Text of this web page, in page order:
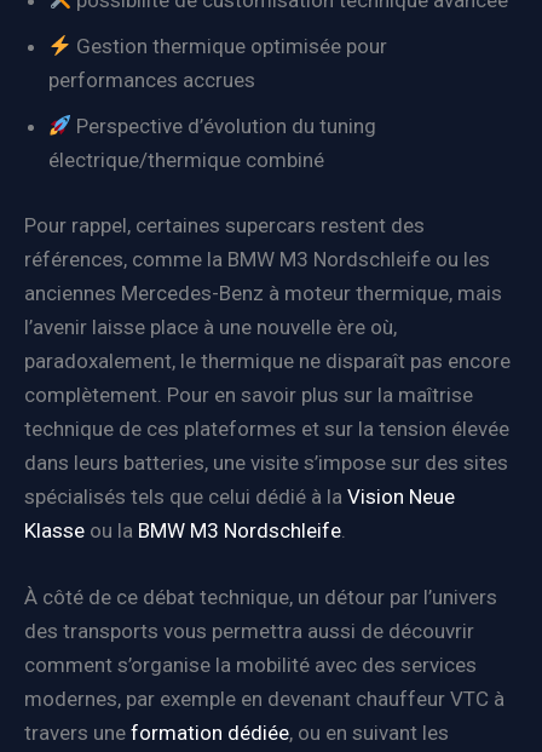
Gestion thermique optimisée pour
performances accrues
Perspective d’évolution du tuning
électrique/thermique combiné
Pour rappel, certaines supercars restent des
références, comme la BMW M3 Nordschleife ou les
anciennes Mercedes-Benz à moteur thermique, mais
l’avenir laisse place à une nouvelle ère où,
paradoxalement, le thermique ne disparaît pas encore
complètement. Pour en savoir plus sur la maîtrise
technique de ces plateformes et sur la tension élevée
dans leurs batteries, une visite s’impose sur des sites
spécialisés tels que celui dédié à la Vision Neue
Klasse ou la BMW M3 Nordschleife
À côté de ce débat technique, un détour par l’univers
des transports vous permettra aussi de découvrir
comment s’organise la mobilité avec des services
modernes, par exemple en devenant chauffeur VTC à
travers une formation dédiée, ou en suivant les